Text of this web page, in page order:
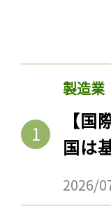
製造業
【
国は
2026/